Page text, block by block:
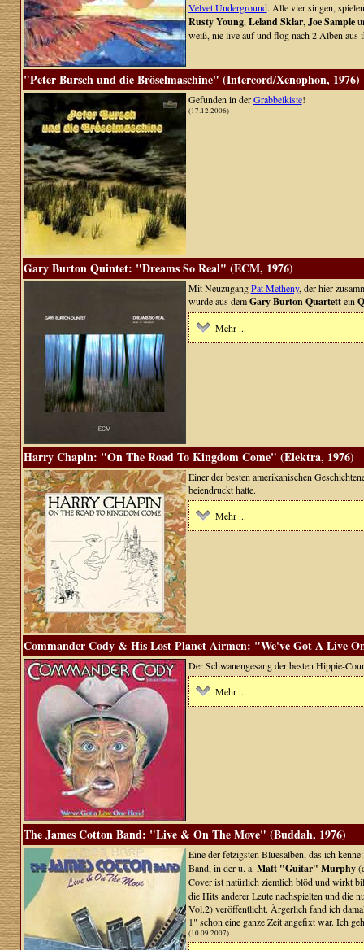
Velvet Underground. Alle vier singen,
Rusty Young, Leland Sklar, Joe Sample
weiß, nie live auf und flog nach 2 Alben aus
"Peter Bursch und die Bröselmaschine" (Intercord/Xenophon, 1976)
Gefunden in derGrabbelkiste!
(17.12.2006)
Gary Burton Quintet: "Dreams So Real" (ECM, 1976)
Mit NeuzugangPat Metheny, der hier
wurde aus demGary Burton Quartettein
Mehr ...
Harry Chapin: "On The Road To Kingdom Come" (Elektra, 1976)
Einer der besten amerikanischen
beiendruckt hatte.
Mehr ...
Commander Cody & His Lost Planet Airmen: "We've Got A Live
Der Schwanengesang der besten Hippie-
Mehr ...
The James Cotton Band: "Live & On The Move" (Buddah, 1976)
Eine der fetzigsten Bluesalben, das ich
Band, in der u. a. Matt "Guitar" Murphy
Cover ist natürlich ziemlich blöd und wirkt
die Hits anderer Leute nachspielten und die
Vol.2) veröffentlicht. Ärgerlich fand ich
1" schon eine ganze Zeit angefixt war. Ich
(10.09.2007)